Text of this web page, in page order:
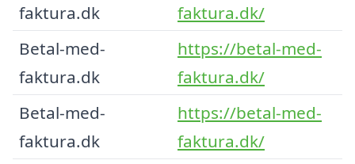
faktura.dk
faktura.dk/
Betal-med-
faktura.dk
https://betal-med-
faktura.dk/
Betal-med-
faktura.dk
https://betal-med-
faktura.dk/